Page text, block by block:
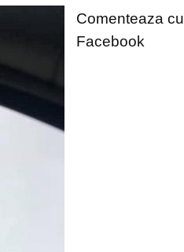
Comenteaza cu
Facebook